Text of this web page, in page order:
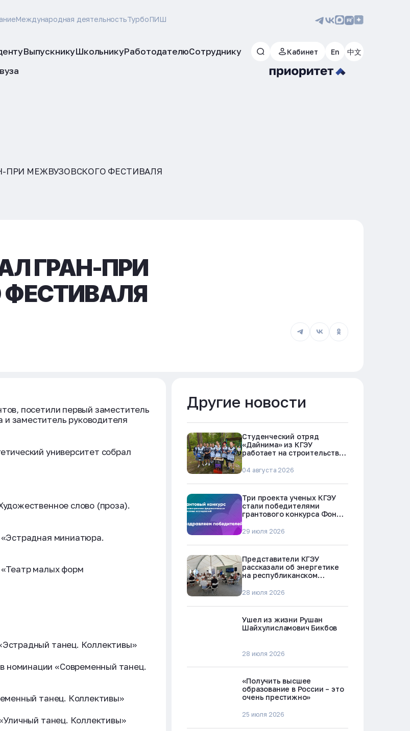
Международная деятельностьТурбоПИШ
ВыпускникуШкольникуРаботодателюСотруднику
Кабинет En 中文
ПРИ МЕЖВУЗОВСКОГО ФЕСТИВАЛЯ
ГРАН-ПРИ
посетили первый заместитель
заместитель руководителя
университет собрал
слово (проза).
миниатюра.
малых форм
танец. Коллективы»
«Современный танец.
танец. Коллективы»
танец. Коллективы»
Другие новости
Студенческий отряд
«Дайнима» из КГЭУ
работает на строительстве
04 августа 2026
Три проекта ученых КГЭУ
стали победителями
грантового конкурса Фонда
Республики Татарстан
29 июля 2026
Представители КГЭУ
рассказали об энергетике
на республиканском
«Профессии будущего»
28 июля 2026
Ушел из жизни Рушан
Шайхулисламович Бикбов
28 июля 2026
«Получить высшее
образование в России – это
очень престижно»
25 июля 2026